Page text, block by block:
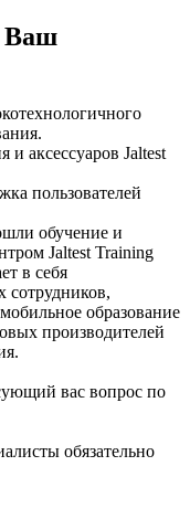
Ваш
и аксессуаров Jaltest
пользователей
обучение и
Jaltest Training
в себя
образование
производителей
вас вопрос по
обязательно